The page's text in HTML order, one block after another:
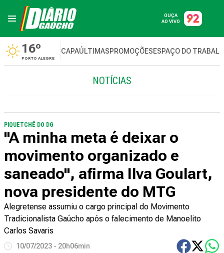
OUÇA
AO VIVO
16º
PORTO ALEGRE
CAPAÚLTIMASPROMOÇÕESESPAÇO DO
NOTÍCIAS
PIQUETCHÊ DO DG
"A minha meta é deixar o
movimento organizado e
saneado", afirma Ilva Goulart,
nova presidente do MTG
Alegretense assumiu o cargo principal do Movimento
Tradicionalista Gaúcho após o falecimento de Manoelito
Carlos Savaris
10/07/2023 - 20h06min